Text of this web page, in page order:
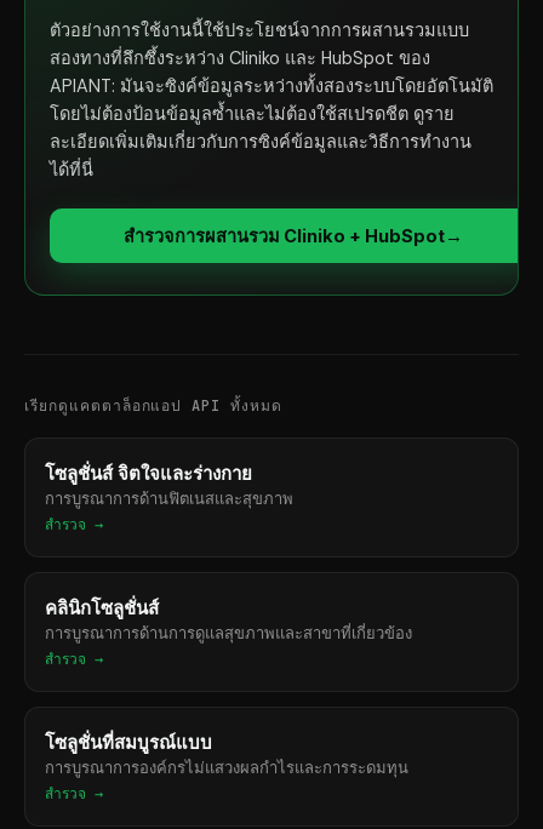
ตัวอย่างการใช้งานนี้ใช้ประโยชน์จากการผสานรวมแบบ
สองทางที่ลึกซึ้งระหว่าง Cliniko และ HubSpot ของ
APIANT: มันจะซิงค์ข้อมูลระหว่างทั้งสองระบบโดยอัตโนมัติ
โดยไม่ต้องป้อนข้อมูลซ้ำและไม่ต้องใช้สเปรดชีต ดูราย
ละเอียดเพิ่มเติมเกี่ยวกับการซิงค์ข้อมูลและวิธีการทำงาน
ได้ที่นี่
สำรวจการผสานรวม Cliniko + HubSpot→
เรียกดูแคตตาล็อกแอป API ทั้งหมด
โซลูชั่นส์ จิตใจและร่างกาย
การบูรณาการด้านฟิตเนสและสุขภาพ
สำรวจ →
คลินิกโซลูชั่นส์
การบูรณาการด้านการดูแลสุขภาพและสาขาที่เกี่ยวข้อง
สำรวจ →
โซลูชั่นที่สมบูรณ์แบบ
การบูรณาการองค์กรไม่แสวงผลกำไรและการระดมทุน
สำรวจ →